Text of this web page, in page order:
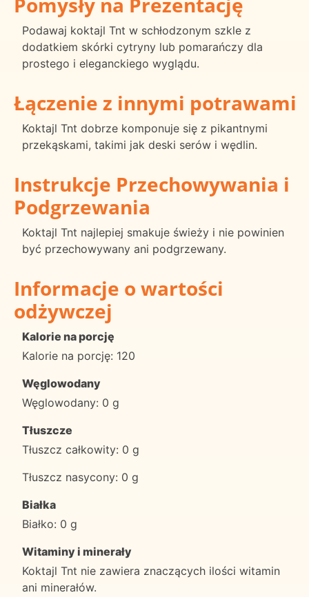
Podawaj koktajl Tnt w schłodzonym szkle z
dodatkiem skórki cytryny lub pomarańczy dla
prostego i eleganckiego wyglądu.
Łączenie z innymi potrawami
Koktajl Tnt dobrze komponuje się z pikantnymi
przekąskami, takimi jak deski serów i wędlin.
Instrukcje Przechowywania i
Podgrzewania
Koktajl Tnt najlepiej smakuje świeży i nie powinien
być przechowywany ani podgrzewany.
Informacje o wartości
odżywczej
Kalorie na porcję
Kalorie na porcję: 120
Węglowodany
Węglowodany: 0 g
Tłuszcze
Tłuszcz całkowity: 0 g
Tłuszcz nasycony: 0 g
Białka
Białko: 0 g
Witaminy i minerały
Koktajl Tnt nie zawiera znaczących ilości witamin
ani minerałów.